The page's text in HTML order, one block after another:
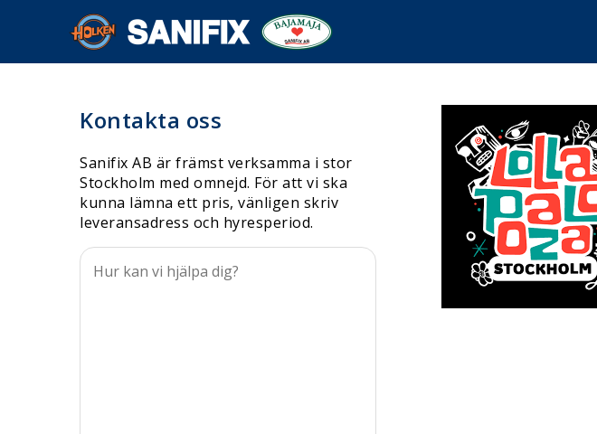
Kontakta oss
Sanifix AB är främst verksamma i stor
Stockholm med omnejd. För att vi ska
kunna lämna ett pris, vänligen skriv
leveransadress och hyresperiod.